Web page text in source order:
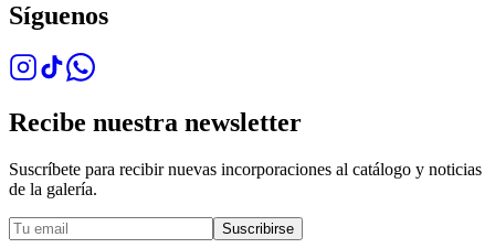
Síguenos
Recibe nuestra newsletter
Suscríbete para recibir nuevas incorporaciones al catálogo y noticias
de la galería.
Suscribirse